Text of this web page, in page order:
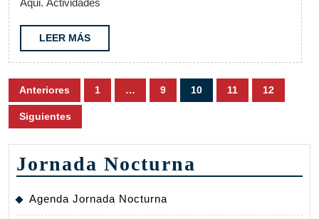
LEER MÁSLEER
MÁS
Paginación
de
entradas
Anteriores 1 … 9 10 11 12
Siguientes
Jornada Nocturna
Agenda Jornada Nocturna